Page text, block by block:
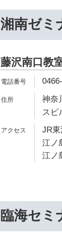
湘南ゼミ
藤沢南口教
神奈
スビ
JR
江ノ
江ノ
臨海セミ